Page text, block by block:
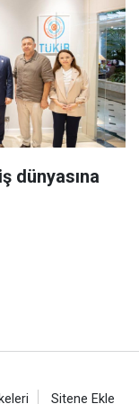
dünyasına
Sitene Ekle